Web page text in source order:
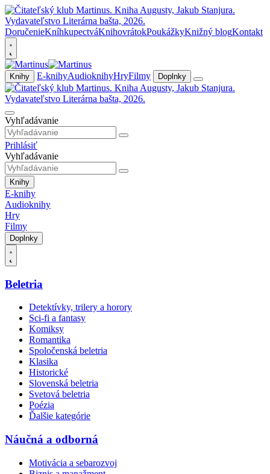
DoručenieKníhkupectváKnihovrátokPoukážkyKnižný blogKontakt
Knihy E-knihyAudioknihyHryFilmy Doplnky
Vyhľadávanie
Prihlásiť
Vyhľadávanie
Knihy
E-knihy
Audioknihy
Hry
Filmy
Doplnky
Beletria
Detektívky, trilery a horory
Sci-fi a fantasy
Komiksy
Romantika
Spoločenská beletria
Klasika
Historické
Slovenská beletria
Svetová beletria
Poézia
Ďalšie kategórie
Náučná a odborná
Motivácia a sebarozvoj